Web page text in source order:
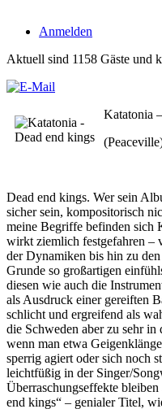
Anmelden
Aktuell sind 1158 Gäste und
Katatonia
Dead end kings. Wer sein
sicher sein, kompositorisch
meine Begriffe befinden sich
wirkt ziemlich festgefahren –
der Dynamiken bis hin zu
Grunde so großartigen
diesen wie auch die
als Ausdruck einer gereiften
schlicht und ergreifend als
die Schweden aber zu sehr
wenn man etwa
sperrig agiert oder sich noch
leichtfüßig in der Singer/
Überraschungseffekte bleiben
end kings“ – genialer Titel,